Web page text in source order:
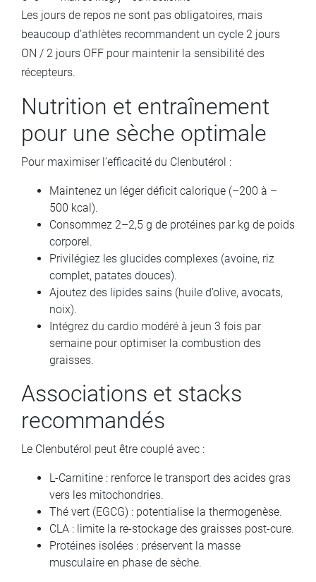
Les jours de repos ne sont pas obligatoires, mais
beaucoup d’athlètes recommandent un cycle 2 jours
ON / 2 jours OFF pour maintenir la sensibilité des
récepteurs.
Nutrition et entraînement
pour une sèche optimale
Pour maximiser l’efficacité du Clenbutérol :
Maintenez un léger déficit calorique (–200 à –
500 kcal).
Consommez 2–2,5 g de protéines par kg de poids
corporel.
Privilégiez les glucides complexes (avoine, riz
complet, patates douces).
Ajoutez des lipides sains (huile d’olive, avocats,
noix).
Intégrez du cardio modéré à jeun 3 fois par
semaine pour optimiser la combustion des
graisses.
Associations et stacks
recommandés
Le Clenbutérol peut être couplé avec :
L-Carnitine : renforce le transport des acides gras
vers les mitochondries.
Thé vert (EGCG) : potentialise la thermogenèse.
CLA : limite la re-stockage des graisses post-cure.
Protéines isolées : préservent la masse
musculaire en phase de sèche.